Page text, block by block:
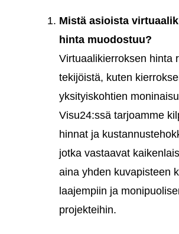
Mistä asioista
hinta muodostuu?
Virtuaalikierroksen hinta
tekijöistä, kuten
yksityiskohtien
Visu24:ssä tarjoamme
hinnat ja
jotka vastaavat
aina yhden kuvapisteen
laajempiin ja
projekteihin.